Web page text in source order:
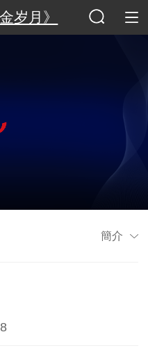
岁月》
簡介